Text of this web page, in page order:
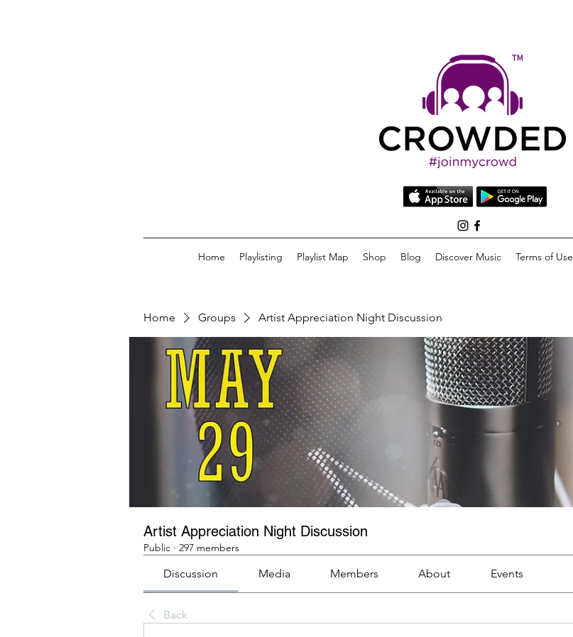
Home Playlisting Playlist Map Shop Blog Discover Music Terms of Use
Home Groups Artist Appreciation Night Discussion
Artist Appreciation Night Discussion
Public · 297 members
Discussion Media Members About Events
Back